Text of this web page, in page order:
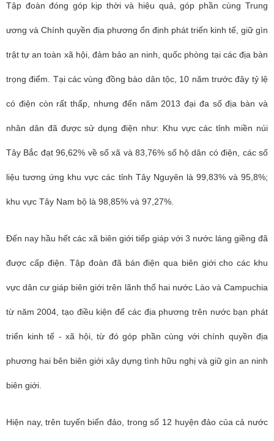
Tập đoàn đóng góp kịp thời và hiệu quả, góp phần cùng Trung
ương và Chính quyền địa phương ổn định phát triển kinh tế, giữ gìn
trật tự an toàn xã hội, đảm bảo an ninh, quốc phòng tại các địa bàn
trọng điểm. Tại các vùng đồng bào dân tộc, 10 năm trước đây tỷ lệ
có điện còn rất thấp, nhưng đến năm 2013 đại đa số địa bàn và
nhân dân đã được sử dụng điện như: Khu vực các tỉnh miền núi
Tây Bắc đạt 96,62% về số xã và 83,76% số hộ dân có điện, các số
liệu tương ứng khu vực các tỉnh Tây Nguyên là 99,83% và 95,8%;
khu vực Tây Nam bộ là 98,85% và 97,27%.
Đến nay hầu hết các xã biên giới tiếp giáp với 3 nước láng giềng đã
được cấp điện. Tập đoàn đã bán điện qua biên giới cho các khu
vực dân cư giáp biên giới trên lãnh thổ hai nước Lào và Campuchia
từ năm 2004, tạo điều kiện để các địa phương trên nước bạn phát
triển kinh tế - xã hội, từ đó góp phần cùng với chính quyền địa
phương hai bên biên giới xây dựng tình hữu nghị và giữ gìn an ninh
biên giới.
Hiện nay, trên tuyến biển đảo, trong số 12 huyện đảo của cả nước